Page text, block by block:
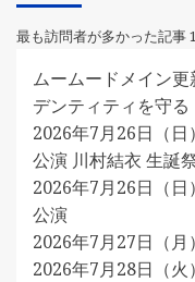
最も訪問者が多かった記事
ムームードメイン
デンティティを守る
2026年7月26日（日
公演 川村結衣 生誕
2026年7月26日（日
公演
2026年7月27日（
2026年7月28日（